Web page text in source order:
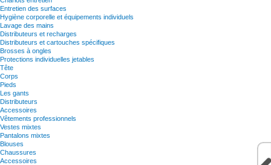
Entretien des surfaces
Hygiène corporelle et équipements individuels
Lavage des mains
Distributeurs et recharges
Distributeurs et cartouches spécifiques
Brosses à ongles
Protections individuelles jetables
Tête
Corps
Pieds
Les gants
Distributeurs
Accessoires
Vêtements professionnels
Vestes mixtes
Pantalons mixtes
Blouses
Chaussures
Accessoires